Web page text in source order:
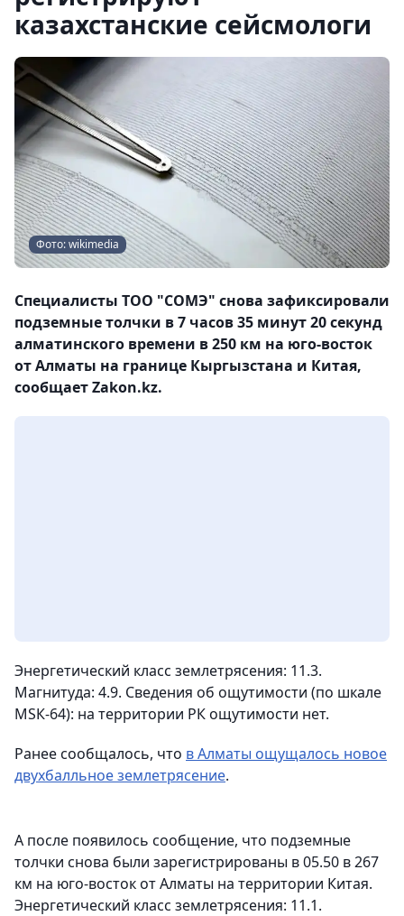
казахстанские сейсмологи
Фото: wikimedia
Специалисты ТОО "СОМЭ" снова зафиксировали
подземные толчки в 7 часов 35 минут 20 секунд
алматинского времени в 250 км на юго-восток
от Алматы на границе Кыргызстана и Китая,
сообщает Zakon.kz.
Энергетический класс землетрясения: 11.3.
Магнитуда: 4.9. Сведения об ощутимости (по шкале
МSК-64): на территории РК ощутимости нет.
Ранее сообщалось, что в Алматы ощущалось новое
двухбалльное землетрясение.
А после появилось сообщение, что подземные
толчки снова были зарегистрированы в 05.50 в 267
км на юго-восток от Алматы на территории Китая.
Энергетический класс землетрясения: 11.1.